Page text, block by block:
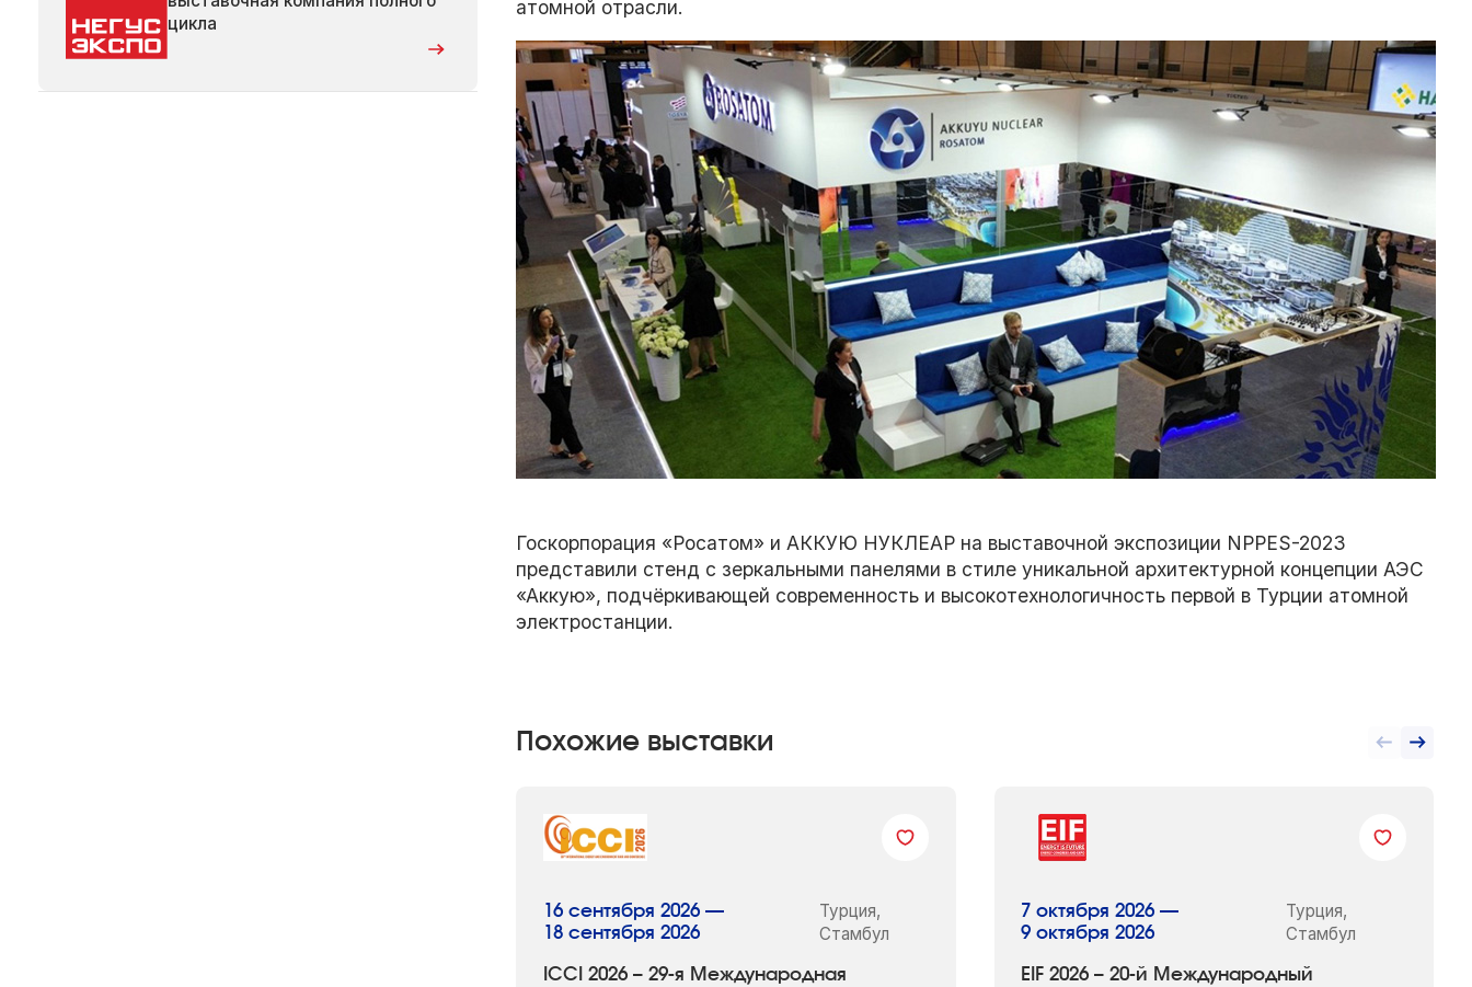
цикла
атомной отрасли.
Госкорпорация «Росатом» и АККУЮ НУКЛЕАР на выставочной экспозиции NPPES-2023
представили стенд с зеркальными панелями в стиле уникальной архитектурной концепции АЭС
«Аккую», подчёркивающей современность и высокотехнологичность первой в Турции атомной
электростанции.
Похожие выставки
ICCI 2026 – 29-я Международная
16 сентября 2026 —
18 сентября 2026
Турция,
Стамбул
EIF 2026 – 20-й Международный
7 октября 2026 —
9 октября 2026
Турция,
Стамбул